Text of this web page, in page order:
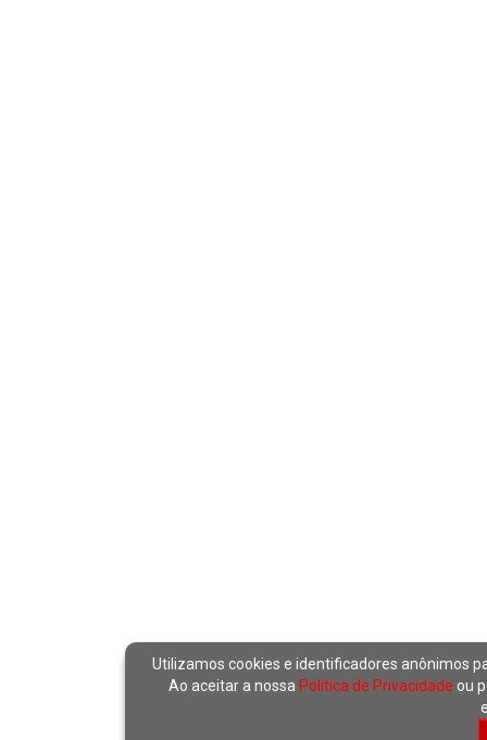
Utilizamos cookies e identificadores anônimos
Ao aceitar a nossa Política de Privacidade ou